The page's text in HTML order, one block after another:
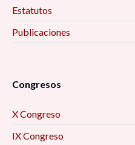
Estatutos
Publicaciones
Congresos
X Congreso
IX Congreso